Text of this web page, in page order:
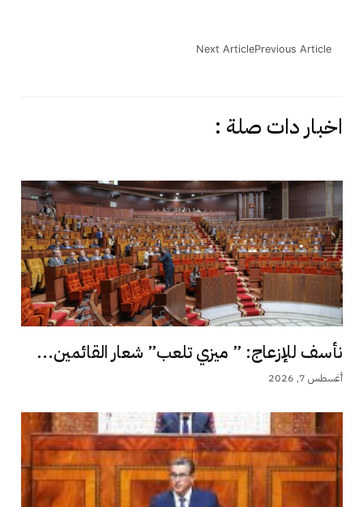
Previous Article
Next Article
اخبار دات صلة :
نأسف للإزعاج: ” ميزي تلعب” شعار القائمين...
أغسطس 7, 2026